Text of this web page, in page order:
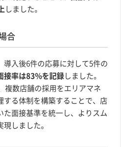
しました。
合
導入後6件の応募に対して5件の
接率は83%を記録 しました。
複数店舗の採用をエリアマネ
する体制を構築することで、店
た面接基準を統一し、よりスム
しました。